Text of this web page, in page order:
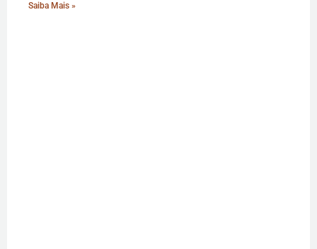
Saiba Mais »